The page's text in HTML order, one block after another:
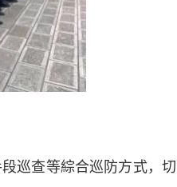
巡查等綜合巡防方式，切